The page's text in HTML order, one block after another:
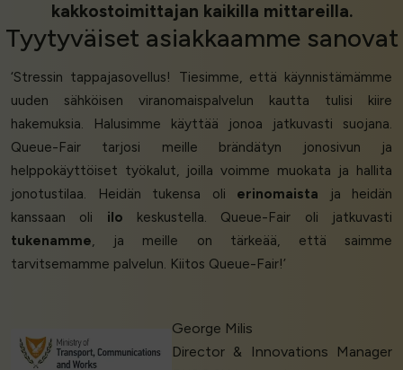
kakkostoimittajan kaikilla mittareilla.
Tyytyväiset asiakkaamme sanovat
‘Stressin tappajasovellus! Tiesimme, että käynnistämämme
uuden sähköisen viranomaispalvelun kautta tulisi kiire
hakemuksia. Halusimme käyttää jonoa jatkuvasti suojana.
Queue-Fair tarjosi meille brändätyn jonosivun ja
helppokäyttöiset työkalut, joilla voimme muokata ja hallita
jonotustilaa. Heidän tukensa oli erinomaista ja heidän
kanssaan oli ilo keskustella. Queue-Fair oli jatkuvasti
tukenamme, ja meille on tärkeää, että saimme
tarvitsemamme palvelun. Kiitos Queue-Fair!’
George Milis
Director & Innovations Manager